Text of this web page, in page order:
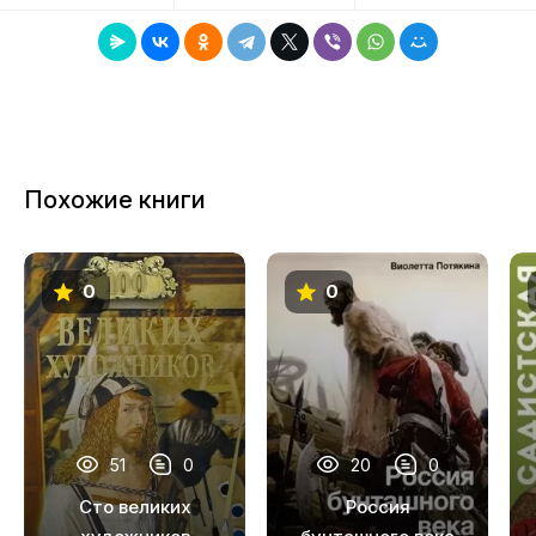
12
13
14
15
16
17
18
Похожие книги
0
51 0
Сто великих
0
20 0
Россия